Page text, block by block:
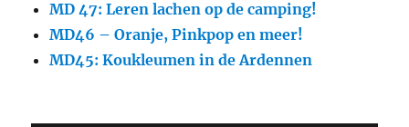
MD 47: Leren lachen op de camping!
MD46 – Oranje, Pinkpop en meer!
MD45: Koukleumen in de Ardennen